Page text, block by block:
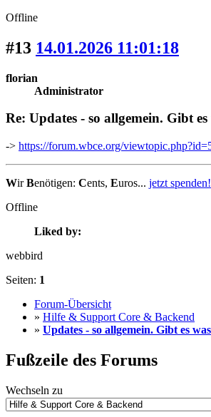
Offline
#13 14.01.2026 11:01:18
florian
Administrator
Re: Updates - so allgemein. Gibt es
-> https://forum.wbce.org/
WirBenötigen: Cents, Euros... jetzt spenden!
Offline
Liked by:
webbird
Seiten: 1
Forum-Übersicht
» Hilfe & Support Core & Backend
» Updates - so allgemein. Gibt es
Fußzeile des Forums
Wechseln zu